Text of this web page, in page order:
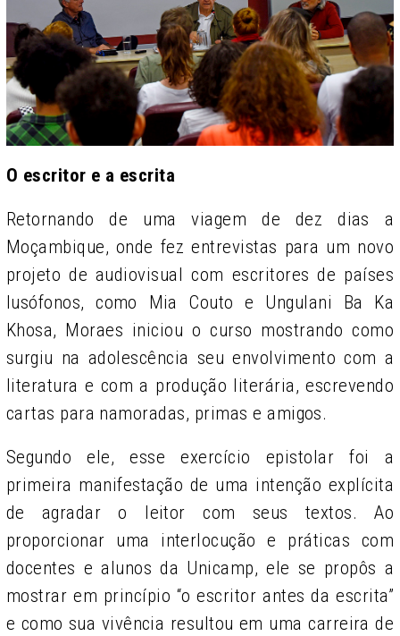
O escritor e a escrita
Retornando de uma viagem de dez dias a
Moçambique, onde fez entrevistas para um novo
projeto de audiovisual com escritores de países
lusófonos, como Mia Couto e Ungulani Ba Ka
Khosa, Moraes iniciou o curso mostrando como
surgiu na adolescência seu envolvimento com a
literatura e com a produção literária, escrevendo
cartas para namoradas, primas e amigos.
Segundo ele, esse exercício epistolar foi a
primeira manifestação de uma intenção explícita
de agradar o leitor com seus textos. Ao
proporcionar uma interlocução e práticas com
docentes e alunos da Unicamp, ele se propôs a
mostrar em princípio “o escritor antes da escrita”
e como sua vivência resultou em uma carreira de